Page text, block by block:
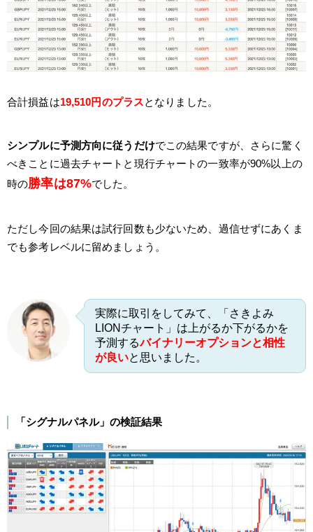
合計損益は19,510円のプラスとなりました。
シンプルに予測方向に従うだけでこの結果ですが、さらに驚く
べきことに過去チャートと現行チャートの一致率が90%以上の
時の勝率は87%でした。
ただし今回の結果は試行回数も少ないため、過信せずにあくま
でも参考レベルに留めましょう。
実際に取引をしてみて、「さきよみ
LIONチャート」は上がるか下がるかを
予測するバイナリーオプションと相性
が良いと思いました。
「シグナルパネル」の検証結果